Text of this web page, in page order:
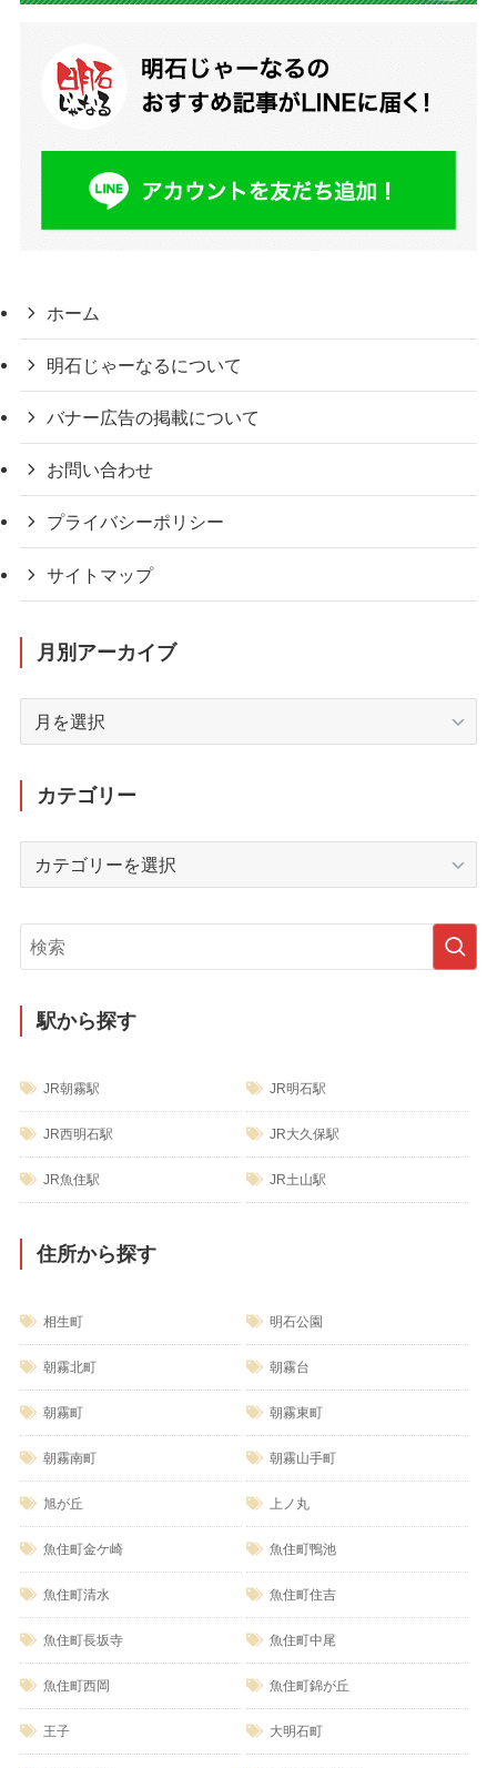
ホーム
明石じゃーなるについて
バナー広告の掲載について
お問い合わせ
プライバシーポリシー
サイトマップ
月別アーカイブ
イ
ブ
カテゴリー
リ
ー
駅から探す
JR朝霧駅 JR明石駅
JR西明石駅 JR大久保駅
JR魚住駅 JR土山駅
住所から探す
相生町 明石公園
朝霧北町 朝霧台
朝霧町 朝霧東町
朝霧南町 朝霧山手町
旭が丘 上ノ丸
魚住町金ケ崎 魚住町鴨池
魚住町清水 魚住町住吉
魚住町長坂寺 魚住町中尾
魚住町西岡 魚住町錦が丘
王子 大明石町